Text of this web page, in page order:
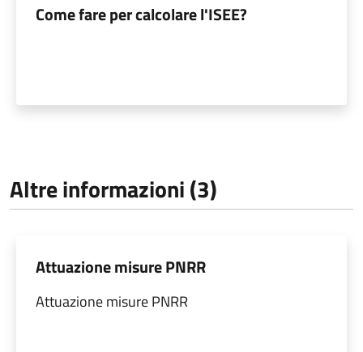
Come fare per calcolare l'ISEE?
Altre informazioni (3)
Attuazione misure PNRR
Attuazione misure PNRR